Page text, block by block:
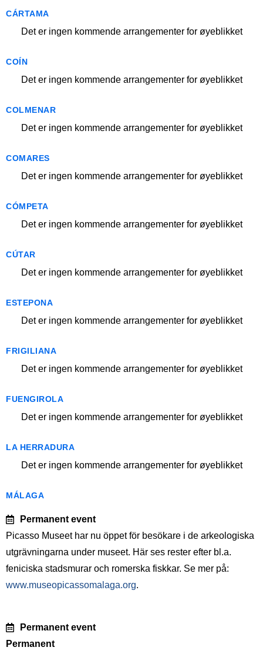
CÁRTAMA
Det er ingen kommende arrangementer for øyeblikket
COÍN
Det er ingen kommende arrangementer for øyeblikket
COLMENAR
Det er ingen kommende arrangementer for øyeblikket
COMARES
Det er ingen kommende arrangementer for øyeblikket
CÓMPETA
Det er ingen kommende arrangementer for øyeblikket
CÚTAR
Det er ingen kommende arrangementer for øyeblikket
ESTEPONA
Det er ingen kommende arrangementer for øyeblikket
FRIGILIANA
Det er ingen kommende arrangementer for øyeblikket
FUENGIROLA
Det er ingen kommende arrangementer for øyeblikket
LA HERRADURA
Det er ingen kommende arrangementer for øyeblikket
MÁLAGA
Permanent event
Picasso Museet har nu öppet för besökare i de arkeologiska
utgrävningarna under museet. Här ses rester efter bl.a.
feniciska stadsmurar och romerska fiskkar. Se mer på:
www.museopicassomalaga.org.
Permanent event
Permanent